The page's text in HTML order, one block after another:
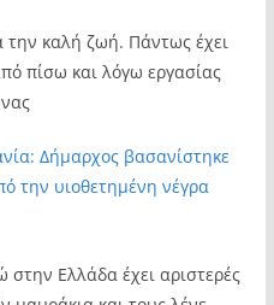
την καλή ζωή. Πάντως έχει
πίσω και λόγω εργασίας
Δήμαρχος βασανίστηκε
την υιοθετημένη νέγρα
στην Ελλάδα έχει αριστερές